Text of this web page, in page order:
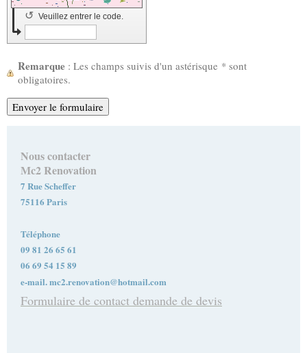
Veuillez entrer le code.
↺
Remarque : Les champs suivis d'un astérisque * sont
obligatoires.
Nous contacter
Mc2 Renovation
7 Rue Scheffer
75116 Paris
Téléphone
09 81 26 65 61
06 69 54 15 89
e-mail. mc2.renovation@hotmail.com
Formulaire de contact demande de devis